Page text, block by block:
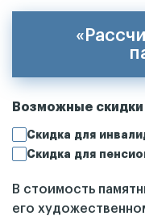
Возможные скидки
Скидка для
Скидка для
В стоимость
его